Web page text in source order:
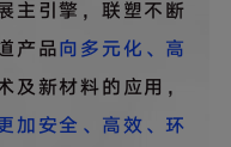
主引擎，联塑不断
产品向多元化、高
及新材料的应用，
加安全、高效、环